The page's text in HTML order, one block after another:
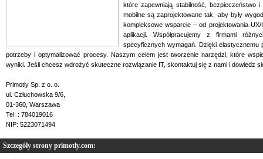
które zapewniają stabilność, bezpieczeństwo
mobilne są zaprojektowane tak, aby były
kompleksowe wsparcie – od projektowania
aplikacji. Współpracujemy z firmami
specyficznych wymagań. Dzięki
potrzeby i optymalizować procesy. Naszym celem jest tworzenie narzędzi, które
wyniki. Jeśli chcesz wdrożyć skuteczne rozwiązanie IT, skontaktuj się z nami i dowiedz
Primotly Sp. z o. o.
ul. Człuchowska 9/6,
01-360, Warszawa
Tel. : 784019016
NIP: 5223071494
Szczegóły strony primotly.com: